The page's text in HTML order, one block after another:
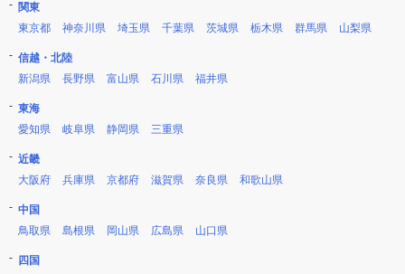
関東
東京都
神奈川県 埼玉県 千葉県 茨城県 栃木県 群馬県 山梨県
信越・北陸
新潟県
長野県 富山県 石川県 福井県
東海
愛知県
岐阜県 静岡県 三重県
近畿
大阪府
兵庫県 京都府 滋賀県 奈良県 和歌山県
中国
鳥取県
島根県 岡山県 広島県 山口県
四国